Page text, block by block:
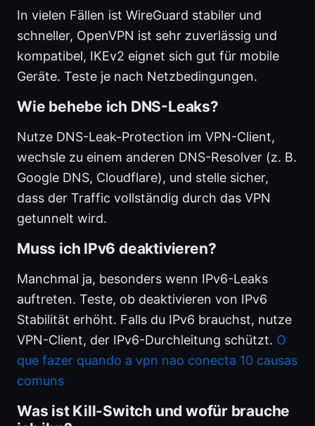
In vielen Fällen ist WireGuard stabiler und
schneller, OpenVPN ist sehr zuverlässig und
kompatibel, IKEv2 eignet sich gut für mobile
Geräte. Teste je nach Netzbedingungen.
Wie behebe ich DNS-Leaks?
Nutze DNS-Leak-Protection im VPN-Client,
wechsle zu einem anderen DNS-Resolver (z. B.
Google DNS, Cloudflare), und stelle sicher,
dass der Traffic vollständig durch das VPN
getunnelt wird.
Muss ich IPv6 deaktivieren?
Manchmal ja, besonders wenn IPv6-Leaks
auftreten. Teste, ob deaktivieren von IPv6
Stabilität erhöht. Falls du IPv6 brauchst, nutze
VPN-Client, der IPv6-Durchleitung schützt. O
que fazer quando a vpn nao conecta 10 causas
comuns
Was ist Kill-Switch und wofür brauche